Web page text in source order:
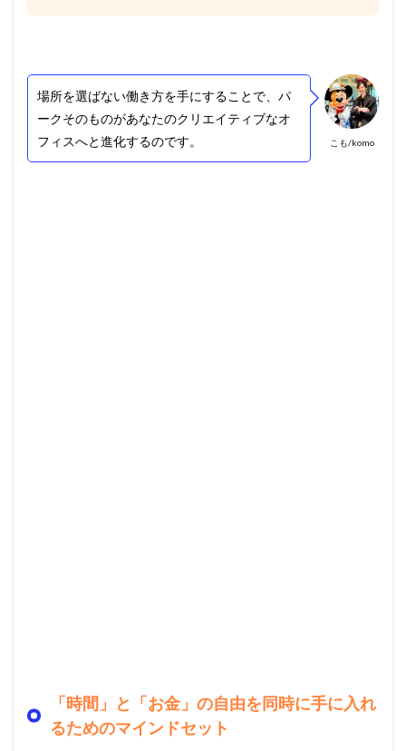
こも/komo
場所を選ばない働き方を手にすることで、パ
ークそのものがあなたのクリエイティブなオ
フィスへと進化するのです。
「時間」と「お金」の自由を同時に手に入れ
るためのマインドセット